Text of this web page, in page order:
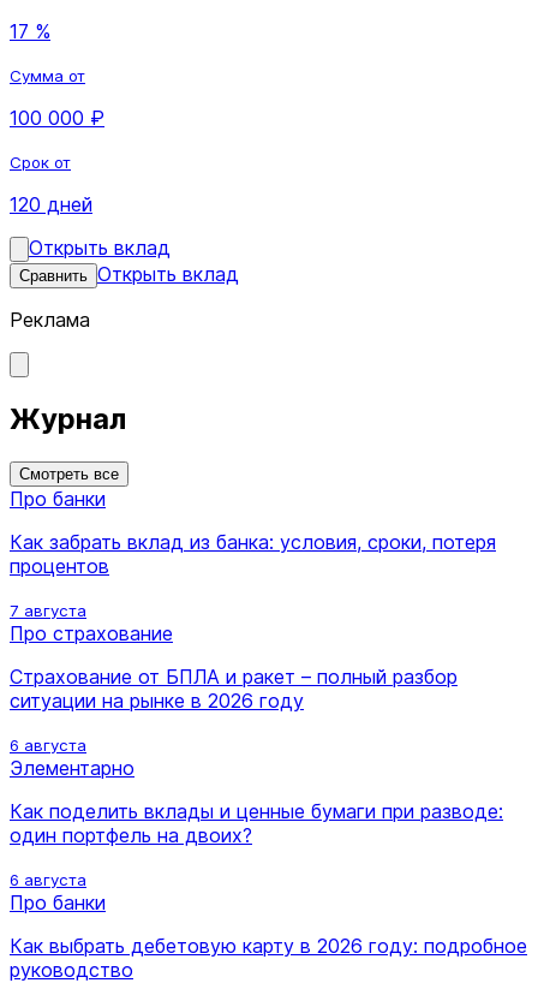
17 %
Сумма от
100 000 ₽
Срок от
120 дней
Открыть вклад
Сравнить Открыть вклад
Реклама
Журнал
Смотреть все
Про банки
Как забрать вклад из банка: условия, сроки, потеря
процентов
7 августа
Про страхование
Страхование от БПЛА и ракет – полный разбор
ситуации на рынке в 2026 году
6 августа
Элементарно
Как поделить вклады и ценные бумаги при разводе:
один портфель на двоих?
6 августа
Про банки
Как выбрать дебетовую карту в 2026 году: подробное
руководство